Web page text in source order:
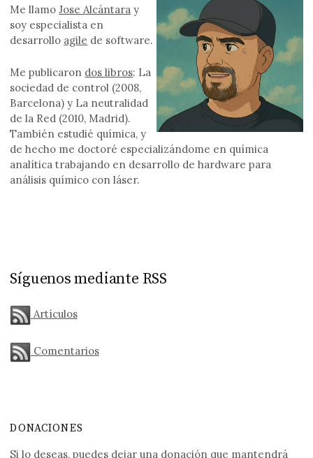
Me llamoJose Alcántara y
soy especialista en
desarrollo agile de software.
Me publicaron dos libros: La
sociedad de control (2008,
Barcelona) y La neutralidad
de la Red (2010, Madrid).
También estudié química, y
de hecho me doctoré especializándome en química
analítica trabajando en desarrollo de hardware para
análisis químico con láser.
Síguenos mediante RSS
Artículos
Comentarios
DONACIONES
Si lo deseas, puedes dejar una donación que mantendrá